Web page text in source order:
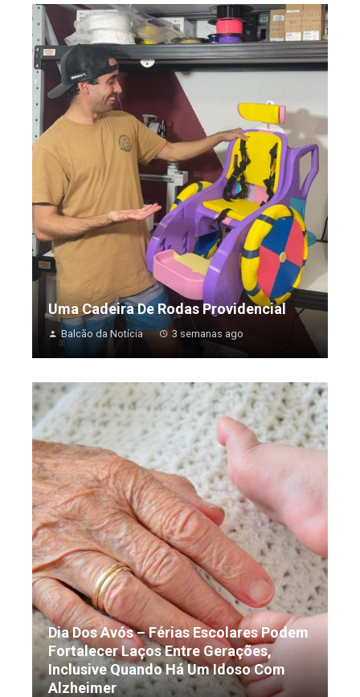
Uma Cadeira De Rodas Providencial
Balcão da Notícia 3 semanas ago
Dia Dos Avós – Férias Escolares Podem
Fortalecer Laços Entre Gerações,
Inclusive Quando Há Um Idoso Com
Alzheimer